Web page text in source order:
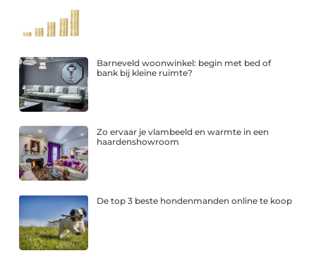
Barneveld woonwinkel: begin met bed of
bank bij kleine ruimte?
Zo ervaar je vlambeeld en warmte in een
haardenshowroom
De top 3 beste hondenmanden online te koop